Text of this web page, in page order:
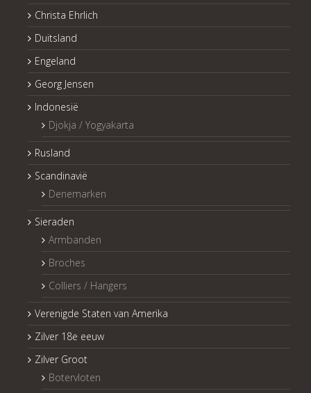
Christa Ehrlich
Duitsland
Engeland
Georg Jensen
Indonesië
Djokja / Yogyakarta
Rusland
Scandinavië
Denemarken
Sieraden
Armbanden
Broches
Colliers / Hangers
Verenigde Staten van Amerika
Zilver 18e eeuw
Zilver Groot
Botervloten